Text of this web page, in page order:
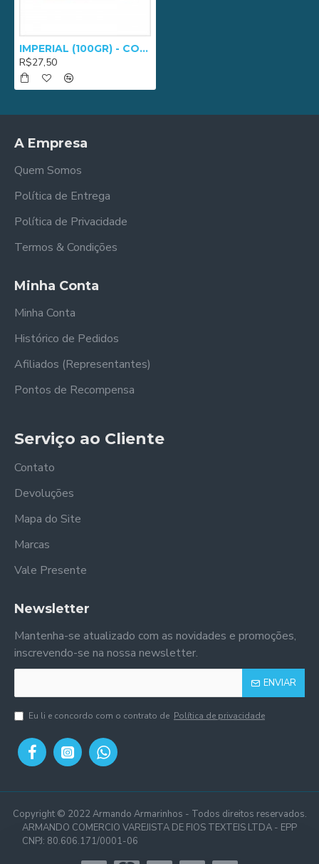
IMPERIAL (100GR) - COR 0205
R$27,50
A Empresa
Quem Somos
Política de Entrega
Política de Privacidade
Termos & Condições
Minha Conta
Minha Conta
Histórico de Pedidos
Afiliados (Representantes)
Pontos de Recompensa
Serviço ao Cliente
Contato
Devoluções
Mapa do Site
Marcas
Vale Presente
Newsletter
Mantenha-se atualizado com as novidades e promoções,
inscrevendo-se na nossa newsletter.
ENVIAR
Eu li e concordo com o contrato de Política de privacidade
Copyright © 2022 Armando Armarinhos - Todos direitos reservados.
ARMANDO COMERCIO VAREJISTA DE FIOS TEXTEIS LTDA - EPP
CNPJ: 80.606.171/0001-06